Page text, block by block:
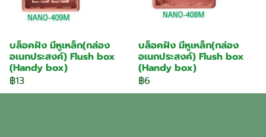
บล็อคฝัง มีหูเหล็ก(กล่อง
อเนกประสงค์) Flush box
(Handy box)
฿13
บล็อคฝัง มีหูเหล็ก(กล่อง
อเนกประสงค์) Flush box
(Handy box)
฿6